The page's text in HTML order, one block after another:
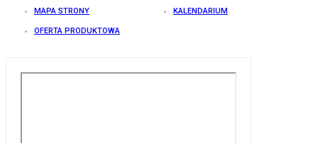
MAPA STRONY KALENDARIUM
OFERTA PRODUKTOWA